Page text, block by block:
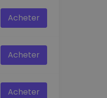
Acheter
Acheter
Acheter